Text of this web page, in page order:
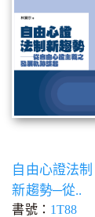
自由心證法制
新趨勢─從..
書號： 1T88